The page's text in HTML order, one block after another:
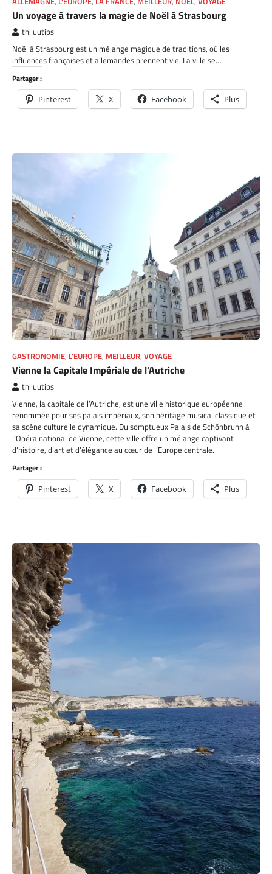
Un voyage à travers la magie de Noël à Strasbourg
thiluutips
Noël à Strasbourg est un mélange magique de traditions, où les
influences françaises et allemandes prennent vie. La ville se…
Partager :
Pinterest X Facebook Plus
GASTRONOMIE, L'EUROPE, MEILLEUR, VOYAGE
Vienne la Capitale Impériale de l’Autriche
thiluutips
Vienne, la capitale de l’Autriche, est une ville historique européenne
renommée pour ses palais impériaux, son héritage musical classique et
sa scène culturelle dynamique. Du somptueux Palais de Schönbrunn à
l’Opéra national de Vienne, cette ville offre un mélange captivant
d’histoire, d’art et d’élégance au cœur de l’Europe centrale.
Partager :
Pinterest X Facebook Plus